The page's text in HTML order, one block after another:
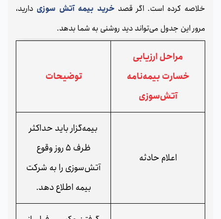
خلاصه کرده است. اگر قصد خرید بیمه آتش‌ سوزی دارید،
مرور این جدول می‌تواند دید روشنی به شما بدهد.
مراحل ارزیابی
خسارت بیمه‌نامه
آتش‌سوزی
توضیحات
اعلام حادثه
بیمه‌گزار باید حداکثر
ظرف 5 روز وقوع
آتش‌سوزی را به شرکت
بیمه اطلاع دهد.